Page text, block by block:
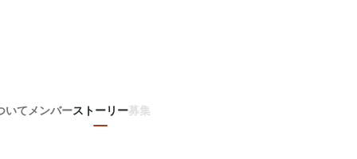
いて メンバーストーリー募集